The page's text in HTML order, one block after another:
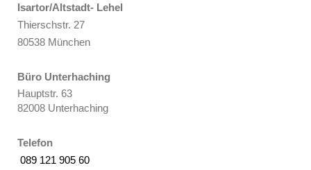
Isartor/Altstadt- Lehel
Thierschstr. 27
80538 München
Büro Unterhaching
Hauptstr. 63
82008 Unterhaching
Telefon
089 121 905 60